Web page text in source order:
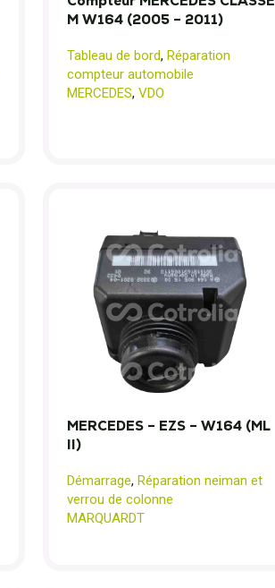
M W164 (2005 – 2011)
Tableau de bord, Réparation
compteur automobile
MERCEDES, VDO
MERCEDES – EZS – W164 (ML
II)
Démarrage, Réparation neiman et
verrou de colonne
MARQUARDT